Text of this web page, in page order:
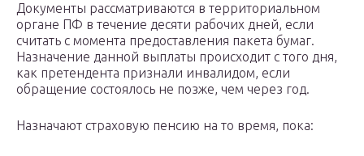
Документы рассматриваются в территориальном
органе ПФ в течение десяти рабочих дней, если
считать с момента предоставления пакета бумаг.
Назначение данной выплаты происходит с того дня,
как претендента признали инвалидом, если
обращение состоялось не позже, чем через год.
Назначают страховую пенсию на то время, пока: